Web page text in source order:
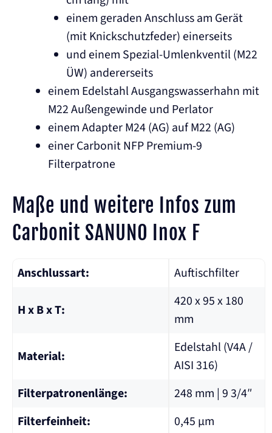
einem geraden Anschluss am Gerät
(mit Knickschutzfeder) einerseits
und einem Spezial-Umlenkventil (M22
ÜW) andererseits
einem Edelstahl Ausgangswasserhahn mit
M22 Außengewinde und Perlator
einem Adapter M24 (AG) auf M22 (AG)
einer Carbonit NFP Premium-9
Filterpatrone
Maße und weitere Infos zum
Carbonit SANUNO Inox F
Anschlussart: Auftischfilter
H x B x T:
420 x 95 x 180
mm
Material:
Edelstahl (V4A /
AISI 316)
Filterpatronenlänge:
248 mm | 9 3/4″
Filterfeinheit:
0,45 µm